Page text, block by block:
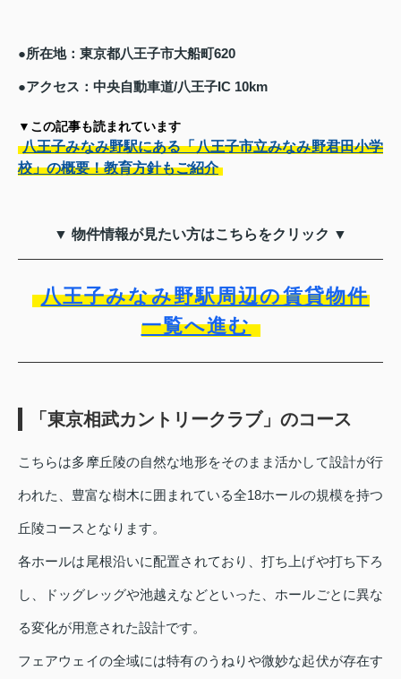
●所在地：東京都八王子市大船町620
●アクセス：中央自動車道/八王子IC 10km
▼この記事も読まれています
八王子みなみ野駅にある「八王子市立みなみ野君田小学
校」の概要！教育方針もご紹介
▼ 物件情報が見たい方はこちらをクリック ▼
八王子みなみ野駅周辺の賃貸物件
一覧へ進む
「東京相武カントリークラブ」のコース
こちらは多摩丘陵の自然な地形をそのまま活かして設計が行
われた、豊富な樹木に囲まれている全18ホールの規模を持つ
丘陵コースとなります。
各ホールは尾根沿いに配置されており、打ち上げや打ち下ろ
し、ドッグレッグや池越えなどといった、ホールごとに異な
る変化が用意された設計です。
フェアウェイの全域には特有のうねりや微妙な起伏が存在す